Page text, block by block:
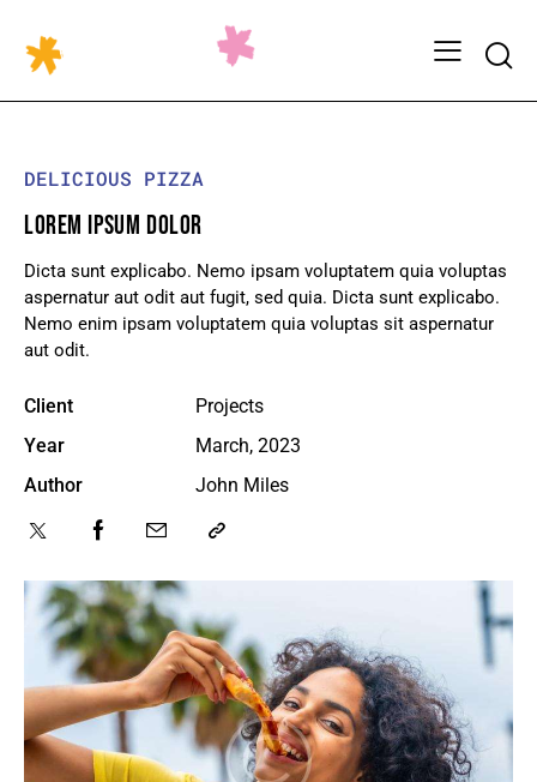
DELICIOUS PIZZA
LOREM IPSUM DOLOR
Dicta sunt explicabo. Nemo ipsam voluptatem quia voluptas
aspernatur aut odit aut fugit, sed quia. Dicta sunt explicabo.
Nemo enim ipsam voluptatem quia voluptas sit aspernatur
aut odit.
Client
Projects
Year
March, 2023
Author
John Miles